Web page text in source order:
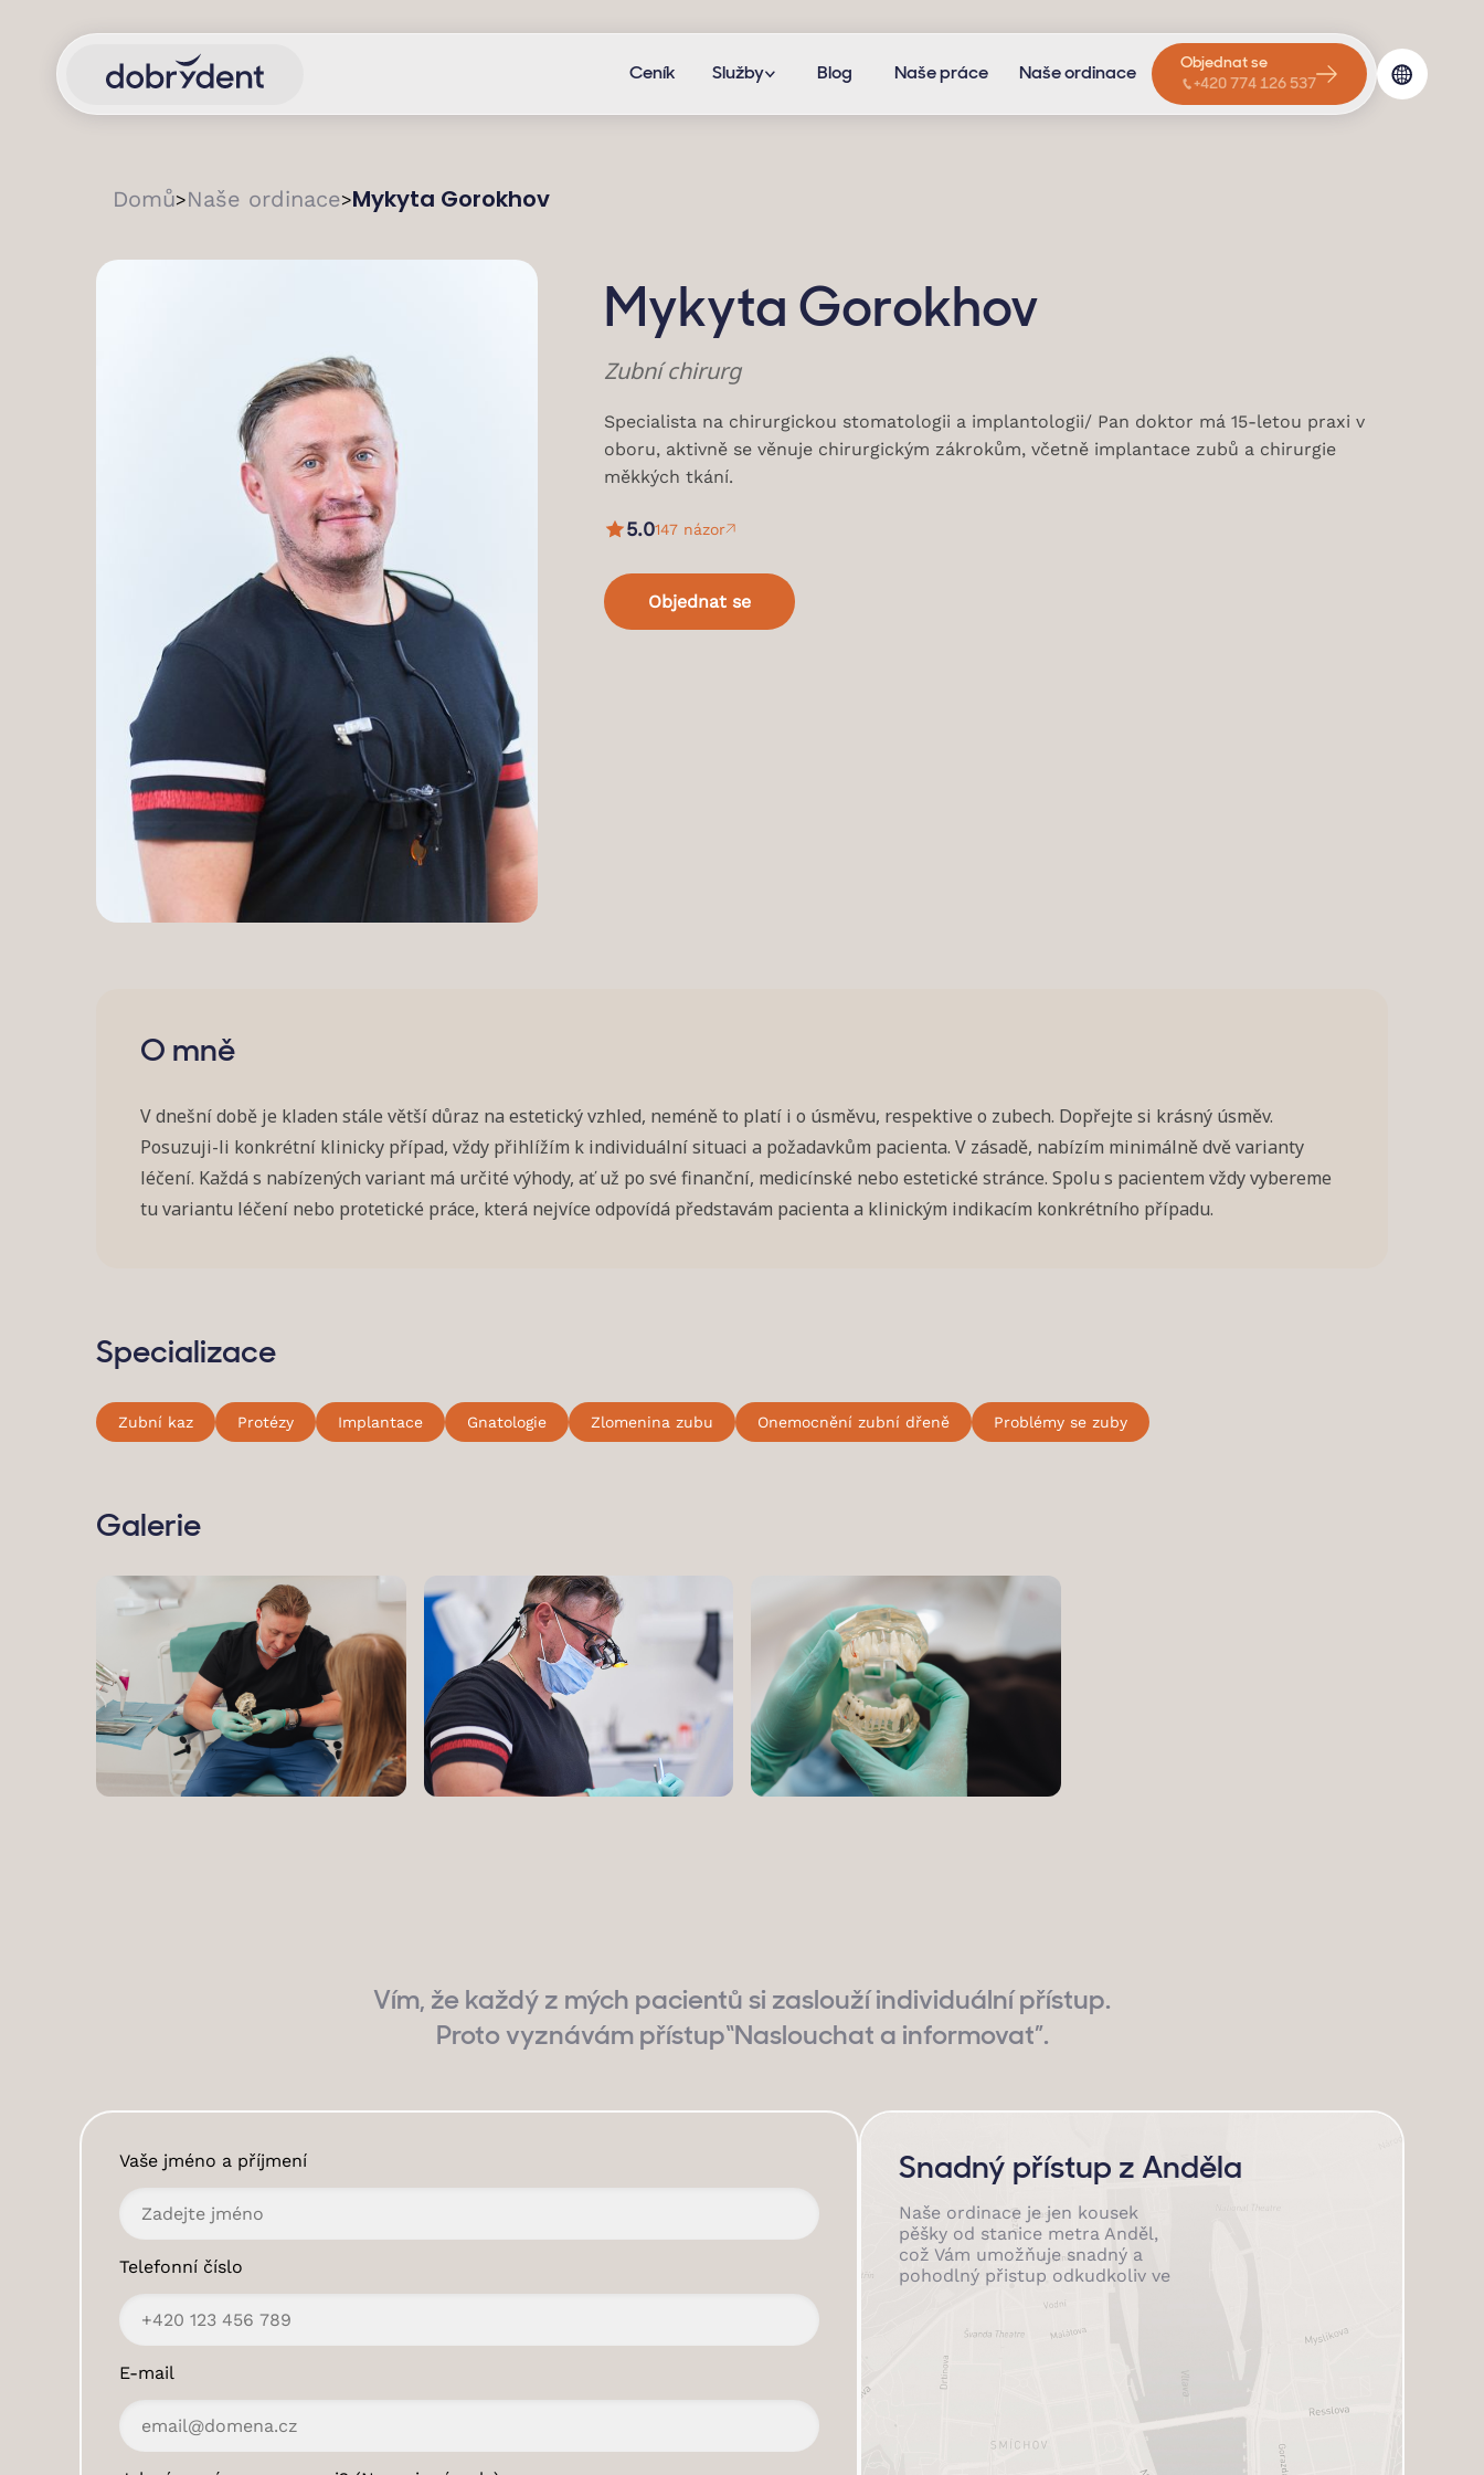
Ceník Služby Blog Naše práce Naše ordinace
Objednat se
+420 774 126 537
Domů>Naše ordinace>Mykyta Gorokhov
Mykyta Gorokhov
Zubní chirurg
Specialista na chirurgickou stomatologii a implantologii/ Pan doktor má 15-letou praxi v
oboru, aktivně se věnuje chirurgickým zákrokům, včetně implantace zubů a chirurgie
měkkých tkání.
5.0147 názor
Objednat se
O mně
V dnešní době je kladen stále větší důraz na estetický vzhled, neméně to platí i o úsměvu, respektive o zubech. Dopřejte si krásný úsměv.
Posuzuji-li konkrétní klinicky případ, vždy přihlížím k individuální situaci a požadavkům pacienta. V zásadě, nabízím minimálně dvě varianty
léčení. Každá s nabízených variant má určité výhody, ať už po své finanční, medicínské nebo estetické stránce. Spolu s pacientem vždy vybereme
tu variantu léčení nebo protetické práce, která nejvíce odpovídá představám pacienta a klinickým indikacím konkrétního případu.
Specializace
Zubní kaz Protézy Implantace Gnatologie Zlomenina zubu Onemocnění zubní dřeně Problémy se zuby
Galerie
Vím, že každý z mých pacientů si zaslouží individuální přístup.
Proto vyznávám přístup“Naslouchat a informovat”.
Vaše jméno a příjmení
Telefonní číslo
E-mail
Snadný přístup z Anděla
Naše ordinace je jen kousek
pěšky od stanice metra Anděl,
což Vám umožňuje snadný a
pohodlný přistup odkudkoliv ve